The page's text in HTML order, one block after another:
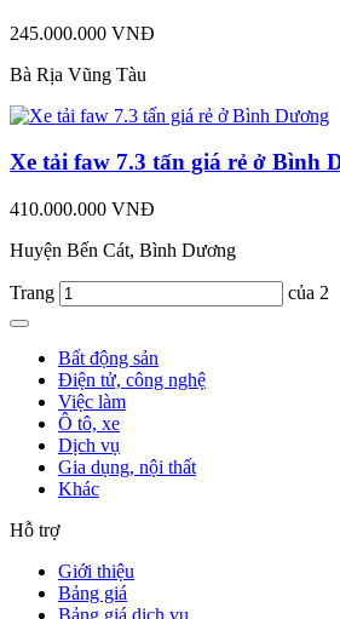
245.000.000 VNĐ
Bà Rịa Vũng Tàu
Xe tải faw 7.3 tấn giá rẻ ở Bình
410.000.000 VNĐ
Huyện Bến Cát, Bình Dương
Trang của 2
Bất động sản
Điện tử, công nghệ
Việc làm
Ô tô, xe
Dịch vụ
Gia dụng, nội thất
Khác
Hỗ trợ
Giới thiệu
Bảng giá